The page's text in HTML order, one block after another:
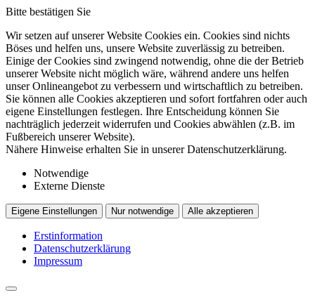
Bitte bestätigen Sie
Wir setzen auf unserer Website Cookies ein. Cookies sind nichts
Böses und helfen uns, unsere Website zuverlässig zu betreiben.
Einige der Cookies sind zwingend notwendig, ohne die der Betrieb
unserer Website nicht möglich wäre, während andere uns helfen
unser Onlineangebot zu verbessern und wirtschaftlich zu betreiben.
Sie können alle Cookies akzeptieren und sofort fortfahren oder auch
eigene Einstellungen festlegen. Ihre Entscheidung können Sie
nachträglich jederzeit widerrufen und Cookies abwählen (z.B. im
Fußbereich unserer Website).
Nähere Hinweise erhalten Sie in unserer Datenschutzerklärung.
Notwendige
Externe Dienste
Eigene Einstellungen Nur notwendige Alle akzeptieren
Erstinformation
Datenschutzerklärung
Impressum